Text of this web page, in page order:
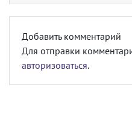
Добавить комментарий
Для отправки
авторизоваться.